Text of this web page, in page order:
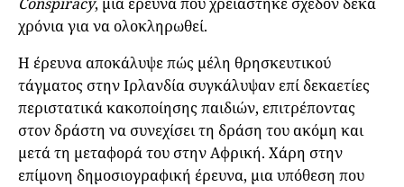
χρόνια για να ολοκληρωθεί.
Η έρευνα αποκάλυψε πώς μέλη θρησκευτικού
τάγματος στην Ιρλανδία συγκάλυψαν επί δεκαετίες
περιστατικά κακοποίησης παιδιών, επιτρέποντας
στον δράστη να συνεχίσει τη δράση του ακόμη και
μετά τη μεταφορά του στην Αφρική. Χάρη στην
επίμονη δημοσιογραφική έρευνα, μια υπόθεση που